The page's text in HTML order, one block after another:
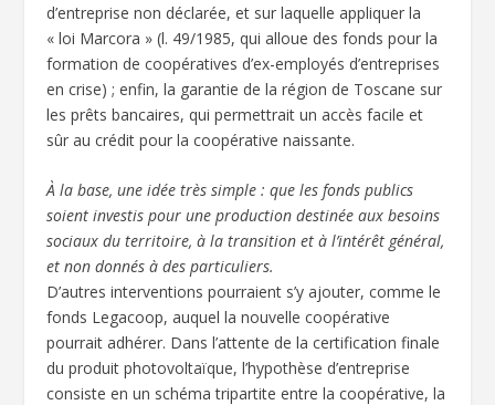
d’entreprise non déclarée, et sur laquelle appliquer la
« loi Marcora » (l. 49/1985, qui alloue des fonds pour la
formation de coopératives d’ex-employés d’entreprises
en crise) ; enfin, la garantie de la région de Toscane sur
les prêts bancaires, qui permettrait un accès facile et
sûr au crédit pour la coopérative naissante.
À la base, une idée très simple : que les fonds publics
soient investis pour une production destinée aux besoins
sociaux du territoire, à la transition et à l’intérêt général,
et non donnés à des particuliers.
D’autres interventions pourraient s’y ajouter, comme le
fonds Legacoop, auquel la nouvelle coopérative
pourrait adhérer. Dans l’attente de la certification finale
du produit photovoltaïque, l’hypothèse d’entreprise
consiste en un schéma tripartite entre la coopérative, la